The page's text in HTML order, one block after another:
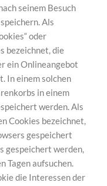
seinem Besuch
Als
oder
bezeichnet, die
ein Onlineangebot
In einem solchen
in einem
werden. Als
Cookies bezeichnet,
gespeichert
gespeichert werden,
Tagen aufsuchen.
die Interessen der